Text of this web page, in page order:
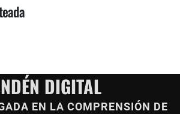
DIGITAL
EN LA COMPRENSIÓN DE